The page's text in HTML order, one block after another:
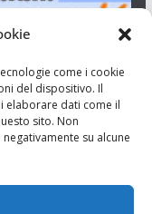
come i cookie
del dispositivo. Il
elaborare dati come il
sito. Non
su alcune
20/09/2011 Dir.